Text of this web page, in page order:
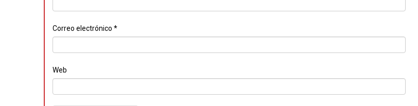
Correo electrónico *
Web